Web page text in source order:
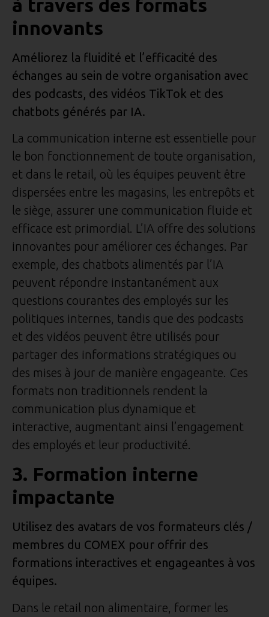
à travers des formats
innovants
Améliorez la fluidité et l’efficacité des
échanges au sein de votre organisation avec
des podcasts, des vidéos TikTok et des
chatbots générés par IA.
La communication interne est essentielle pour
le bon fonctionnement de toute organisation,
et dans le retail, où les équipes peuvent être
dispersées entre les magasins, les entrepôts et
le siège, assurer une communication fluide et
efficace est primordial. L’IA offre des solutions
innovantes pour améliorer ces échanges. Par
exemple, des chatbots alimentés par l’IA
peuvent répondre instantanément aux
questions courantes des employés sur les
politiques internes, tandis que des podcasts
et des vidéos peuvent être utilisés pour
partager des informations stratégiques ou
des mises à jour de manière engageante. Ces
formats non traditionnels rendent la
communication plus dynamique et
interactive, augmentant ainsi l’engagement
des employés et leur productivité.
3. Formation interne
impactante
Utilisez des avatars de vos formateurs clés /
membres du COMEX pour offrir des
formations interactives et engageantes à vos
équipes.
Dans le retail non alimentaire, former les